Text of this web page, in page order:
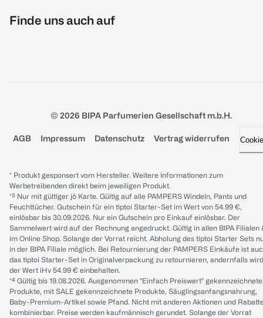
Finde uns auch auf
© 2026 BIPA Parfumerien Gesellschaft m.b.H.
AGB Impressum Datenschutz Vertrag widerrufen
* Produkt gesponsert vom Hersteller. Weitere Informationen zum
Werbetreibenden direkt beim jeweiligen Produkt.
*³ Nur mit gültiger jö Karte. Gültig auf alle PAMPERS Windeln, Pants und
Feuchttücher. Gutschein für ein tiptoi Starter-Set im Wert von 54.99 €,
einlösbar bis 30.09.2026. Nur ein Gutschein pro Einkauf einlösbar. Der
Sammelwert wird auf der Rechnung angedruckt. Gültig in allen BIPA Filialen
im Online Shop. Solange der Vorrat reicht. Abholung des tiptoi Starter Sets
in der BIPA Filiale möglich. Bei Retournierung der PAMPERS Einkäufe ist
das tiptoi Starter-Set in Originalverpackung zu retournieren, andernfalls wird
der Wert iHv 54.99 € einbehalten.
*⁴ Gültig bis 19.08.2026. Ausgenommen "Einfach Preiswert" gekennzeichnete
Produkte, mit SALE gekennzeichnete Produkte, Säuglingsanfangsnahrung,
Baby-Premium-Artikel sowie Pfand. Nicht mit anderen Aktionen und
kombinierbar. Preise werden kaufmännisch gerundet. Solange der Vorrat